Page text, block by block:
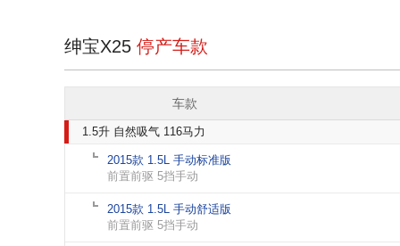
绅宝X25 停产车款
车款
1.5升 自然吸气 116马力
2015款 1.5L 手动标准版
前置前驱 5挡手动
2015款 1.5L 手动舒适版
前置前驱 5挡手动